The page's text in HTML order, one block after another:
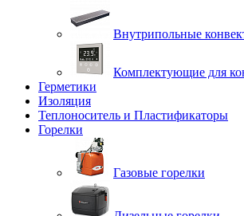
Внутрипольные
Комплектующие для
Герметики
Изоляция
Теплоноситель и Пластификаторы
Горелки
Газовые горелки